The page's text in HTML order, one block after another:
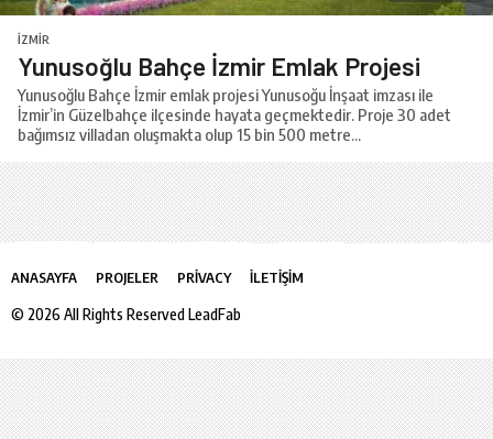
İZMIR
Yunusoğlu Bahçe İzmir Emlak Projesi
Yunusoğlu Bahçe İzmir emlak projesi Yunusoğu İnşaat imzası ile
İzmir’in Güzelbahçe ilçesinde hayata geçmektedir. Proje 30 adet
bağımsız villadan oluşmakta olup 15 bin 500 metre...
ANASAYFA PROJELER PRIVACY İLETIŞIM
© 2026 All Rights Reserved LeadFab